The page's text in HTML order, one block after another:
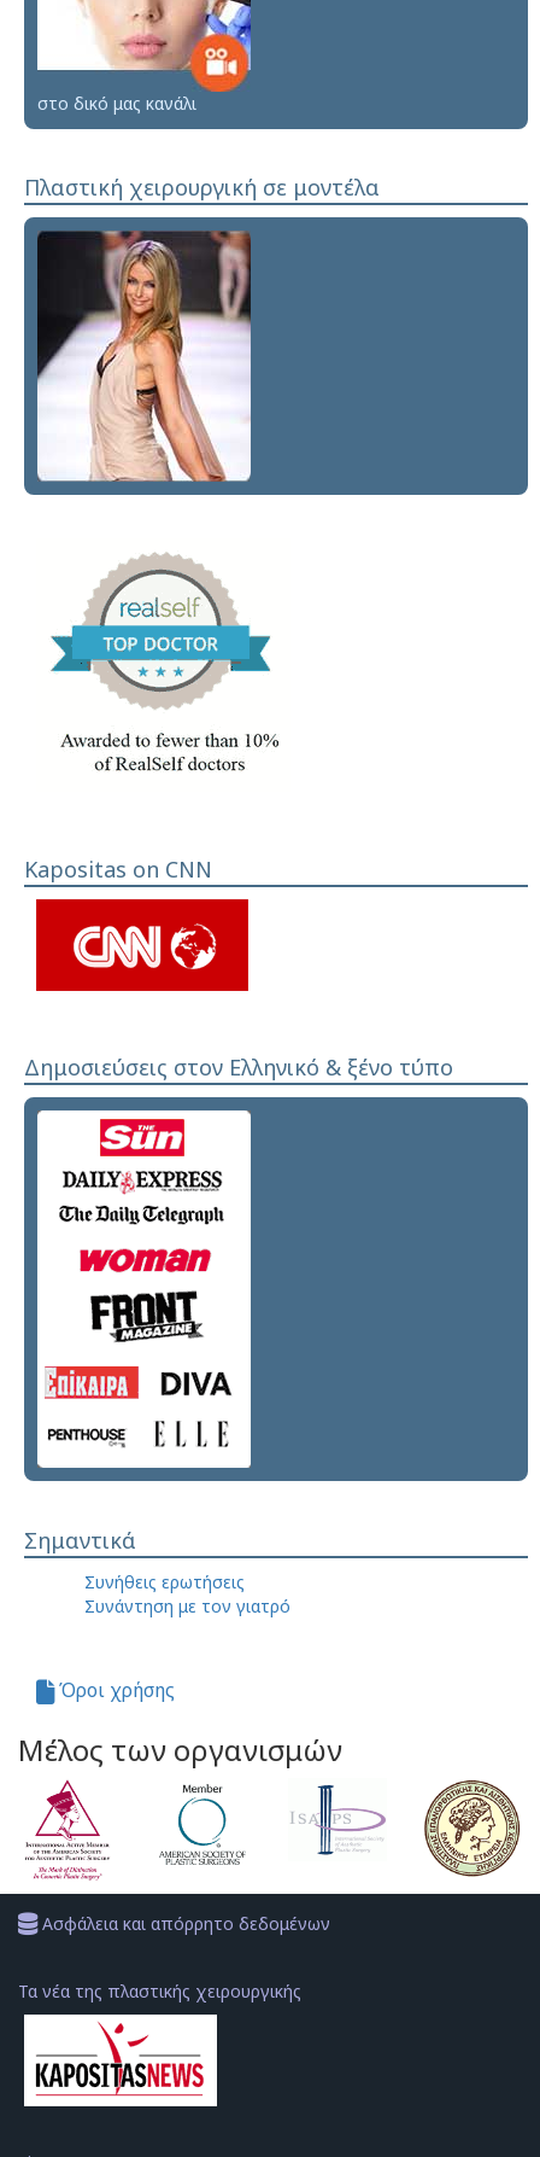
στο δικό μας κανάλι
Πλαστική χειρουργική σε μοντέλα
Kapositas on CNN
Δημοσιεύσεις στον Ελληνικό & ξένο τύπο
Σημαντικά
Συνήθεις ερωτήσεις
Συνάντηση με τον γιατρό
Όροι χρήσης
Μέλος των οργανισμών
Ασφάλεια και απόρρητο δεδομένων
Τα νέα της πλαστικής χειρουργικής